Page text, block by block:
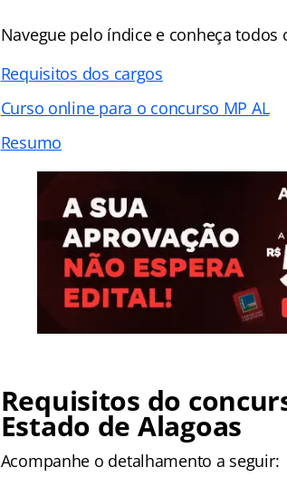
Navegue pelo índice e conheça todos
Requisitos dos cargos
Curso online para o concurso MP AL
Resumo
Requisitos do
Estado de Alagoas
Acompanhe o detalhamento a seguir: